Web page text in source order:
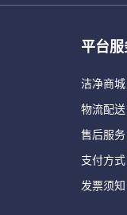
平台服
洁净商城
物流配送
售后服务
支付方式
发票须知